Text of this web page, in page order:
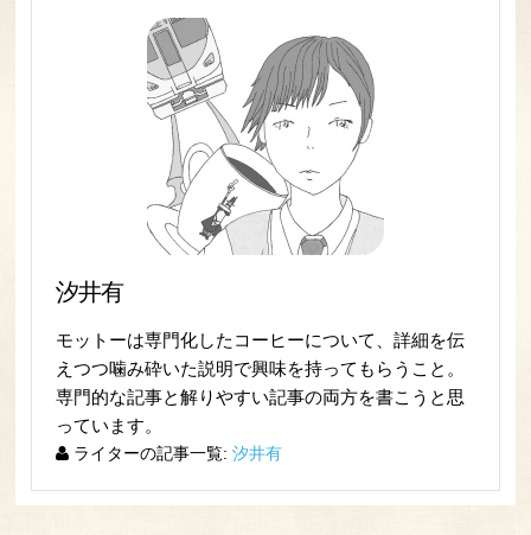
汐井有
モットーは専門化したコーヒーについて、詳細を伝
えつつ噛み砕いた説明で興味を持ってもらうこと。
専門的な記事と解りやすい記事の両方を書こうと思
っています。
ライターの記事一覧: 汐井有